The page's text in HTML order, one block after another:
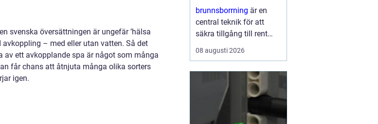
svenska översättningen är ungefär ’hälsa
– med eller utan vatten. Så det
av ett avkopplande spa är något som många
får chans att åtnjuta många olika sorters
igen.
och energieffektiva
system
brunnsborrning är en
central teknik för att
säkra tillgång till rent
vatten och för att skapa
energieffektiva lösningar
att kombinera modern
borrteknik...
08 augusti 2026